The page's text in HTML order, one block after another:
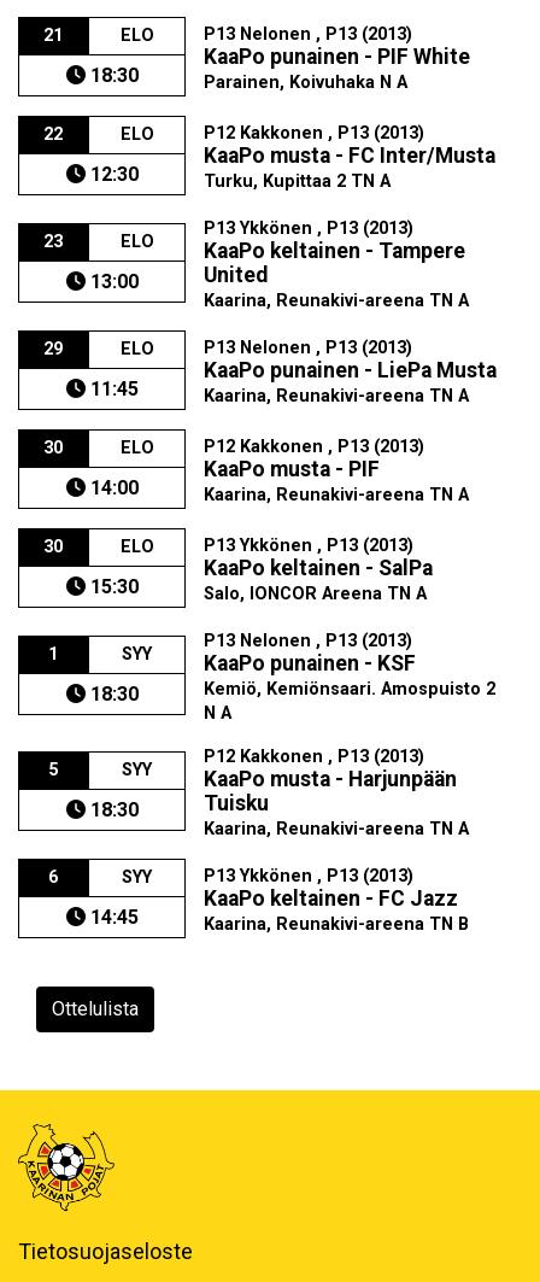
21 ELO
18:30
P13 Nelonen , P13 (2013)
KaaPo punainen - PIF White
Parainen, Koivuhaka N A
22 ELO
12:30
P12 Kakkonen , P13 (2013)
KaaPo musta - FC Inter/Musta
Turku, Kupittaa 2 TN A
23 ELO
13:00
P13 Ykkönen , P13 (2013)
KaaPo keltainen - Tampere
United
Kaarina, Reunakivi-areena TN A
29 ELO
11:45
P13 Nelonen , P13 (2013)
KaaPo punainen - LiePa Musta
Kaarina, Reunakivi-areena TN A
30 ELO
14:00
P12 Kakkonen , P13 (2013)
KaaPo musta - PIF
Kaarina, Reunakivi-areena TN A
30 ELO
15:30
P13 Ykkönen , P13 (2013)
KaaPo keltainen - SalPa
Salo, IONCOR Areena TN A
1 SYY
18:30
P13 Nelonen , P13 (2013)
KaaPo punainen - KSF
Kemiö, Kemiönsaari. Amospuisto 2
N A
5 SYY
18:30
P12 Kakkonen , P13 (2013)
KaaPo musta - Harjunpään
Tuisku
Kaarina, Reunakivi-areena TN A
6 SYY
14:45
P13 Ykkönen , P13 (2013)
KaaPo keltainen - FC Jazz
Kaarina, Reunakivi-areena TN B
Ottelulista
Tietosuojaseloste